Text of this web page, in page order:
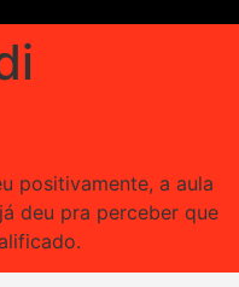
positivamente, a aula
deu pra perceber que